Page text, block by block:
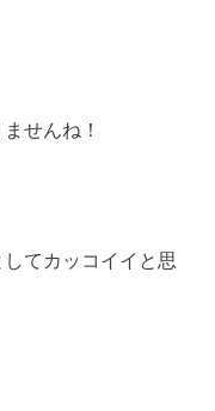
せんね！
てカッコイイと思